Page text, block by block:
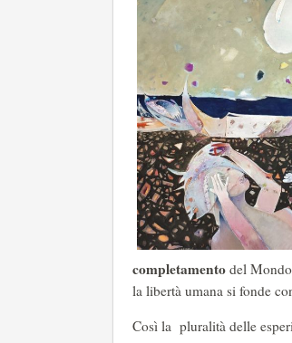
completamento del
la libertà umana si fonde
Così la pluralità delle